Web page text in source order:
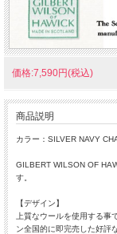
価格:7,590円(税込)
商品説明
カラー：SILVER NAVY
GILBERT WILSON OF
す。
【デザイン】
上質なウールを使用する
ン全国的に即完売した好評